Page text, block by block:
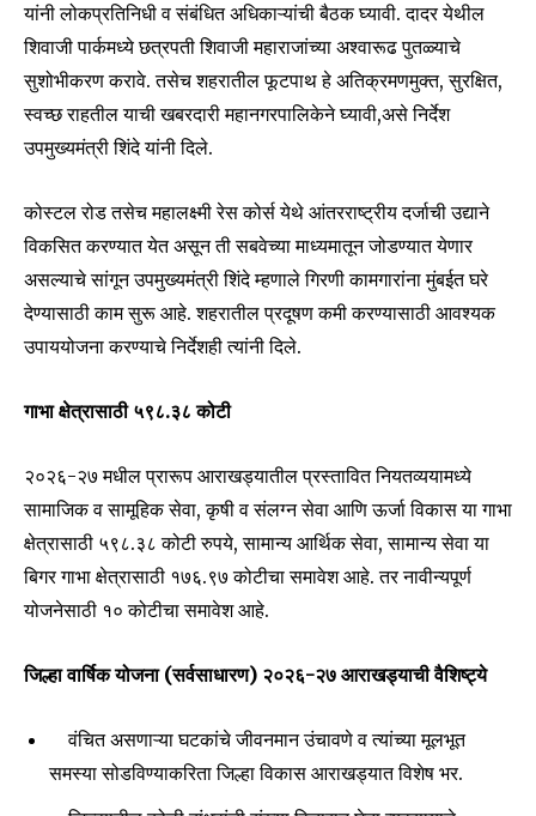
Join our community of
SUBSCRIBERS and be part of the
conversation.
To subscribe, simply enter your email address on our website
your privacy and won't spam your inbox. Your information is
SUBSCRIBE
6,300
Fans Followers Followers
यांनी लोकप्रतिनिधी व संबंधित अधिकाऱ्यांची बैठक घ्यावी. दादर येथील
शिवाजी पार्कमध्ये छत्रपती शिवाजी महाराजांच्या अश्वारूढ पुतळ्याचे
सुशोभीकरण करावे. तसेच शहरातील फूटपाथ हे अतिक्रमणमुक्त, सुरक्षित,
स्वच्छ राहतील याची खबरदारी महानगरपालिकेने घ्यावी,असे निर्देश
उपमुख्यमंत्री ‍शिंदे यांनी दिले.
कोस्टल रोड तसेच महालक्ष्मी रेस कोर्स येथे आंतरराष्ट्रीय दर्जाची उद्याने
विकसित करण्यात येत असून ती सबवेच्या माध्यमातून जोडण्यात येणार
असल्याचे सांगून उपमुख्यमंत्री शिंदे म्हणाले गिरणी कामगारांना मुंबईत घरे
देण्यासाठी काम सुरू आहे. शहरातील प्रदूषण कमी करण्यासाठी आवश्यक
उपाययोजना करण्याचे निर्देशही त्यांनी दिले.
गाभा क्षेत्रासाठी ५९८.३८ कोटी
२०२६-२७ मधील प्रारूप आराखड्यातील प्रस्तावित नियतव्ययामध्ये
सामाजिक व सामूहिक सेवा, कृषी व संलग्न सेवा आणि ऊर्जा विकास या गाभा
क्षेत्रासाठी ५९८.३८ कोटी रुपये, सामान्य आर्थिक सेवा, सामान्य सेवा या
बिगर गाभा क्षेत्रासाठी १७६.९७ कोटीचा समावेश आहे. तर नावीन्यपूर्ण
योजनेसाठी १० कोटीचा समावेश आहे.
जिल्हा वार्षिक योजना (सर्वसाधारण) २०२६-२७ आराखड्याची वैशिष्ट्ये
वंचित असणाऱ्या घटकांचे जीवनमान उंचावणे व त्यांच्या मूलभूत
समस्या सोडविण्याकरिता जिल्हा विकास आराखड्यात विशेष भर.